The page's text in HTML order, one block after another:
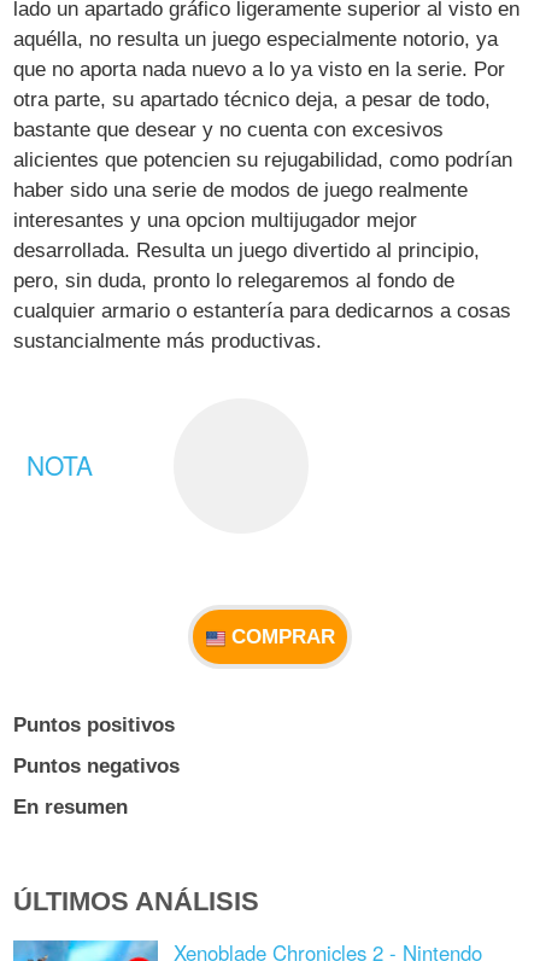
lado un apartado gráfico ligeramente superior al visto en
aquélla, no resulta un juego especialmente notorio, ya
que no aporta nada nuevo a lo ya visto en la serie. Por
otra parte, su apartado técnico deja, a pesar de todo,
bastante que desear y no cuenta con excesivos
alicientes que potencien su rejugabilidad, como podrían
haber sido una serie de modos de juego realmente
interesantes y una opcion multijugador mejor
desarrollada. Resulta un juego divertido al principio,
pero, sin duda, pronto lo relegaremos al fondo de
cualquier armario o estantería para dedicarnos a cosas
sustancialmente más productivas.
NOTA
COMPRAR
Puntos positivos
Puntos negativos
En resumen
ÚLTIMOS ANÁLISIS
Xenoblade Chronicles 2 - Nintendo